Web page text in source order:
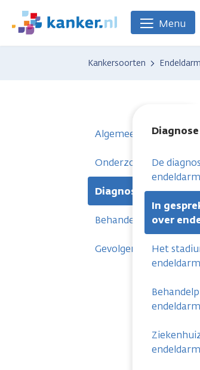
naar
We
zijn
Menu
Kankersoorten
Algemeen
Onderzoeken
Diagnose
Diagnose
De
In
over
Het
Behandelingen
Gevolgen